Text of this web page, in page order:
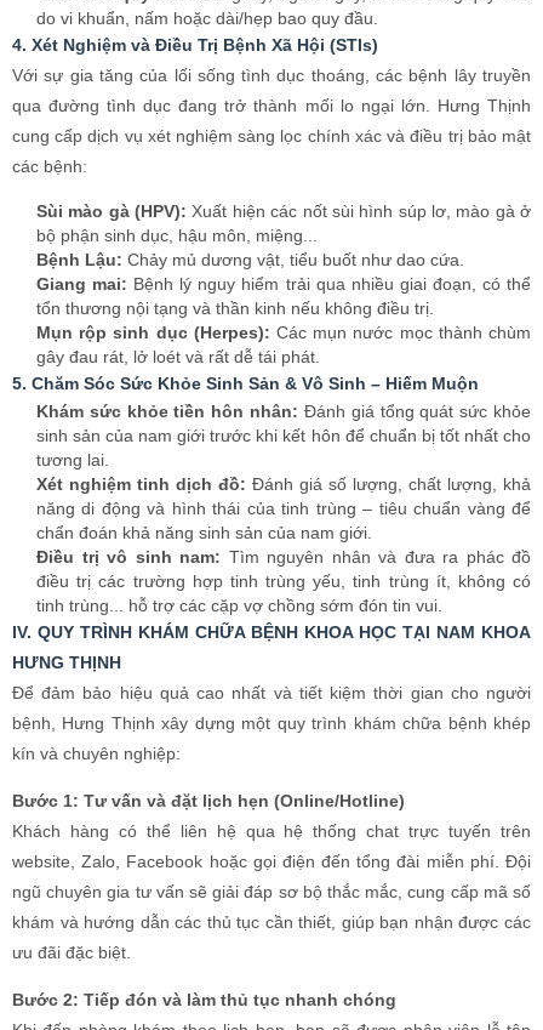
tổn thương nội tạng và thần kinh nếu không điều trị.
Mụn rộp sinh dục (Herpes): Các mụn nước mọc thành chùm
5. Chăm Sóc Sức Khỏe Sinh Sản & Vô Sinh – Hiếm Muộn
Khám sức khỏe tiền hôn nhân: Đánh giá tổng quát sức khỏe
sinh sản của nam giới trước khi kết hôn để chuẩn bị tốt nhất cho
tương lai.
năng di động và hình thái của tinh trùng – tiêu chuẩn vàng để
chẩn đoán khả năng sinh sản của nam giới.
Điều trị vô sinh nam:Tìm nguyên nhân và đưa ra phác đồ
điều trị các trường hợp tinh trùng yếu, tinh trùng ít, không có
tinh trùng... hỗ trợ các cặp vợ chồng sớm đón tin vui.
IV. QUY TRÌNH KHÁM CHỮA BỆNH KHOA HỌC TẠI NAM KHOA
HƯNG THỊNH
Để đảm bảo hiệu quả cao nhất và tiết kiệm thời gian cho người
bệnh, Hưng Thịnh xây dựng một quy trình khám chữa bệnh khép
kín và chuyên nghiệp:
Bước 1: Tư vấn và đặt lịch hẹn (Online/Hotline)
Khách hàng có thể liên hệ qua hệ thống chat trực tuyến trên
website, Zalo, Facebook hoặc gọi điện đến tổng đài miễn phí. Đội
ngũ chuyên gia tư vấn sẽ giải đáp sơ bộ thắc mắc, cung cấp mã số
khám và hướng dẫn các thủ tục cần thiết, giúp bạn nhận được các
ưu đãi đặc biệt.
Bước 2: Tiếp đón và làm thủ tục nhanh chóng
Khi đến phòng khám theo lịch hẹn, bạn sẽ được nhân viên lễ tân
tiếp đón, hướng dẫn hoàn tất thủ tục đăng ký chỉ trong 5-10 phút
và đưa trực tiếp đến phòng bác sĩ chuyên khoa mà không cần chờ
đợi.
Bước 3: Thăm khám lâm sàng 1-1 với bác sĩ chuyên khoa
Bác sĩ sẽ tiến hành hỏi bệnh sử, tiền sử bệnh lý, lắng nghe những
chia sẻ của bạn và thực hiện thăm khám lâm sàng bộ phận sinh
dục trong không gian riêng tư, kín đáo.
Bước 4: Thực hiện các xét nghiệm cận lâm sàng cần thiết